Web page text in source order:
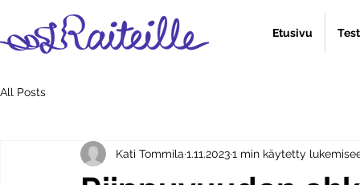
Etusivu
All Posts
Kati Tommila 1.11.20231 min käytetty